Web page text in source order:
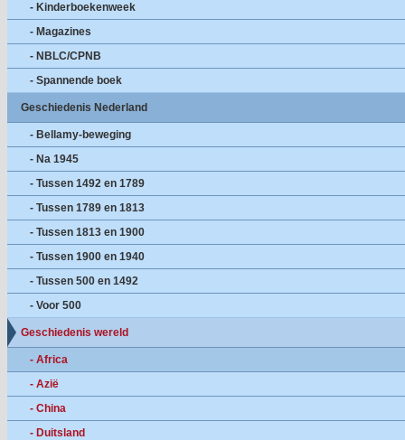
- Kinderboekenweek
- Magazines
- NBLC/CPNB
- Spannende boek
Geschiedenis Nederland
- Bellamy-beweging
- Na 1945
- Tussen 1492 en 1789
- Tussen 1789 en 1813
- Tussen 1813 en 1900
- Tussen 1900 en 1940
- Tussen 500 en 1492
- Voor 500
Geschiedenis wereld
- Africa
- Azië
- China
- Duitsland